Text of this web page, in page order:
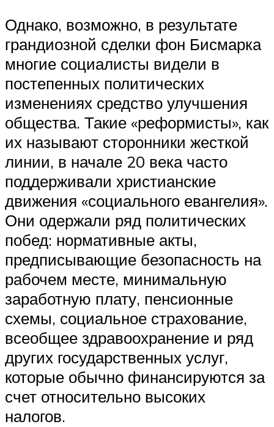
Однако, возможно, в результате
грандиозной сделки фон Бисмарка
многие социалисты видели в
постепенных политических
изменениях средство улучшения
общества. Такие «реформисты», как
их называют сторонники жесткой
линии, в начале 20 века часто
поддерживали христианские
движения «социального евангелия».
Они одержали ряд политических
побед: нормативные акты,
предписывающие безопасность на
рабочем месте, минимальную
заработную плату, пенсионные
схемы, социальное страхование,
всеобщее здравоохранение и ряд
других государственных услуг,
которые обычно финансируются за
счет относительно высоких
налогов.